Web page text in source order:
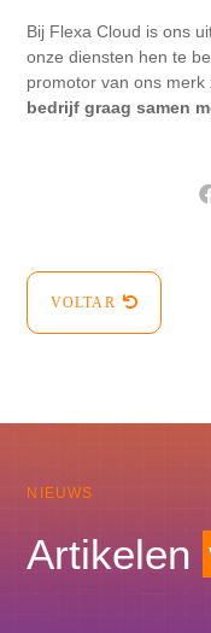
Bij Flexa Cloud is ons
onze diensten hen te
promotor van ons
bedrijf graag samen
VOLTAR
NIEUWS
Artikelen